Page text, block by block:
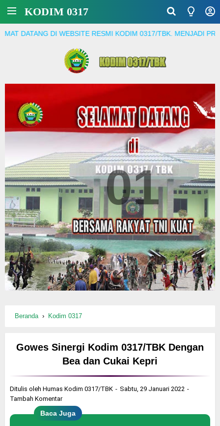
KODIM 0317
RESMI KODIM 0317/TBK. MENJADI PRAJURIT YANG
01
Beranda › Kodim 0317
Gowes Sinergi Kodim 0317/TBK Dengan
Bea dan Cukai Kepri
Ditulis oleh Humas Kodim 0317/TBK
Sabtu, 29 Januari 2022
Tambah Komentar
Baca Juga